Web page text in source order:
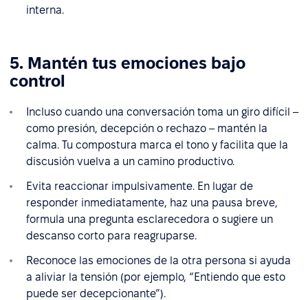
interna.
5. Mantén tus emociones bajo
control
Incluso cuando una conversación toma un giro difícil –
como presión, decepción o rechazo – mantén la
calma. Tu compostura marca el tono y facilita que la
discusión vuelva a un camino productivo.
Evita reaccionar impulsivamente. En lugar de
responder inmediatamente, haz una pausa breve,
formula una pregunta esclarecedora o sugiere un
descanso corto para reagruparse.
Reconoce las emociones de la otra persona si ayuda
a aliviar la tensión (por ejemplo, “Entiendo que esto
puede ser decepcionante”).